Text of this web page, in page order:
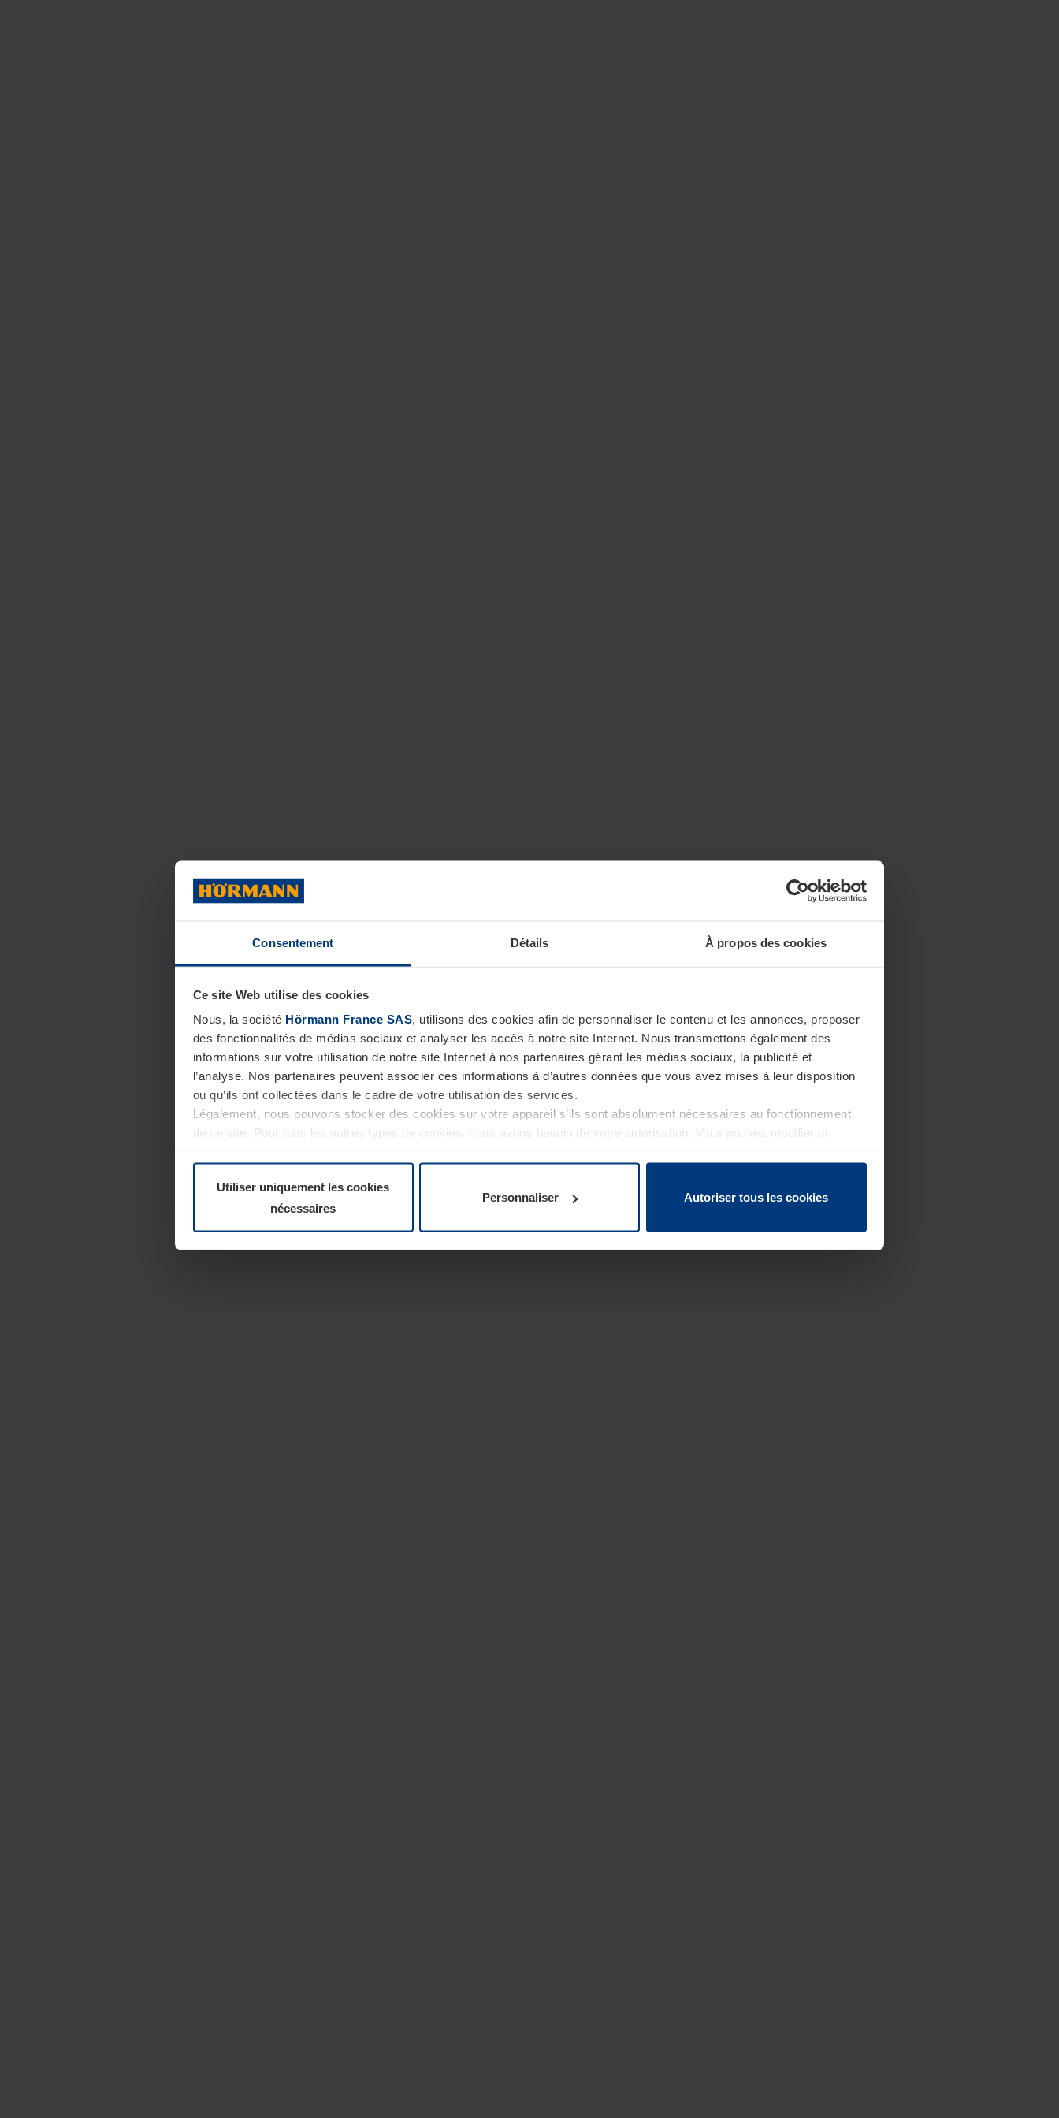
Consentement Détails À propos des cookies
Ce site Web utilise des cookies
Nous, la société Hörmann France SAS, utilisons des cookies afin de personnaliser le contenu et les annonces, proposer
des fonctionnalités de médias sociaux et analyser les accès à notre site Internet. Nous transmettons également des
informations sur votre utilisation de notre site Internet à nos partenaires gérant les médias sociaux, la publicité et
l’analyse. Nos partenaires peuvent associer ces informations à d’autres données que vous avez mises à leur disposition
ou qu’ils ont collectées dans le cadre de votre utilisation des services.
Légalement, nous pouvons stocker des cookies sur votre appareil s’ils sont absolument nécessaires au fonctionnement
de ce site. Pour tous les autres types de cookies, nous avons besoin de votre autorisation. Vous pouvez modifier ou
Utiliser uniquement les cookies
nécessaires
Personnaliser Autoriser tous les cookies